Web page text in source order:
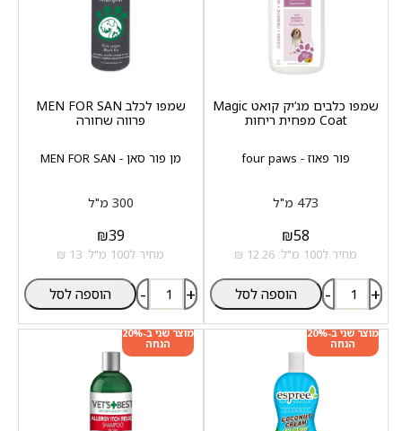
פור פאוז - four paws
שמפו כלבים מג‘יק קואט Magic
Coat מפחית ריחות
473 מ"ל
₪58
מחיר ל100 מ"ל: 12.26 ₪
- + הוספה לסל
מן פור סאן - MEN FOR SAN
שמפו לכלב MEN FOR SAN
פרווה שחורה
300 מ"ל
₪39
מחיר ל100 מ"ל: 13 ₪
- + הוספה לסל
מוצר שני ב-20%
הנחה
מוצר שני ב-20%
הנחה